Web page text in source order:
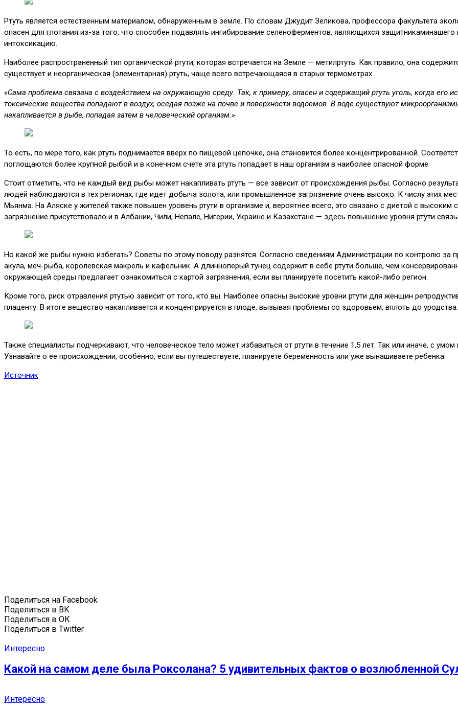
Ртуть является естественным материалом, обнаруженным в земле. По словам Джудит Зеликова, профессора факультета
опасен для глотания из-за того, что способен подавлять ингибирование селеноферментов, являющихся
интоксикацию.
Наиболее распространенный тип органической ртути, которая встречается на Земле — метилртуть. Как правило, она
существует и неорганическая (элементарная) ртуть, чаще всего встречающаяся в старых термометрах.
«Сама проблема связана с воздействием на окружающую среду. Так, к примеру, опасен и содержащий ртуть уголь, когда его
токсические вещества попадают в воздух, оседая позже на почве и поверхности водоемов. В воде существуют
накапливается в рыбе, попадая затем в человеческий организм.»
То есть, по мере того, как ртуть поднимается вверх по пищевой цепочке, она становится более концентрированной.
поглощаются более крупной рыбой и в конечном счете эта ртуть попадает в наш организм в наиболее опасной форме.
Стоит отметить, что не каждый вид рыбы может накапливать ртуть — все зависит от происхождения рыбы. Согласно
людей наблюдаются в тех регионах, где идет добыча золота, или промышленное загрязнение очень высоко. К числу этих
Мьянма. На Аляске у жителей также повышен уровень ртути в организме и, вероятнее всего, это связано с диетой с
загрязнение присутствовало и в Албании, Чили, Непале, Нигерии, Украине и Казахстане — здесь повышение уровня ртути
Но какой же рыбы нужно избегать? Советы по этому поводу разнятся. Согласно сведениям Администрации по контролю за
акула, меч-рыба, королевская макрель и кафельник. А длинноперый тунец содержит в себе ртути больше, чем
окружающей среды предлагает ознакомиться с картой загрязнения, если вы планируете посетить какой-либо регион.
Кроме того, риск отравления ртутью зависит от того, кто вы. Наиболее опасны высокие уровни ртути для женщин
плаценту. В итоге вещество накапливается и концентрируется в плоде, вызывая проблемы со здоровьем, вплоть до уродства.
​Также специалисты подчеркивают, что человеческое тело может избавиться от ртути в течение 1,5 лет. Так или иначе, с
Узнавайте о ее происхождении, особенно, если вы путешествуете, планируете беременность или уже вынашиваете ребенка.
Источник
Поделиться на Facebook
Поделиться в ВК
Поделиться в ОК
Поделиться в Twitter
Интересно
Какой на самом деле была Роксолана? 5 удивительных фактов о возлюбленной
Интересно